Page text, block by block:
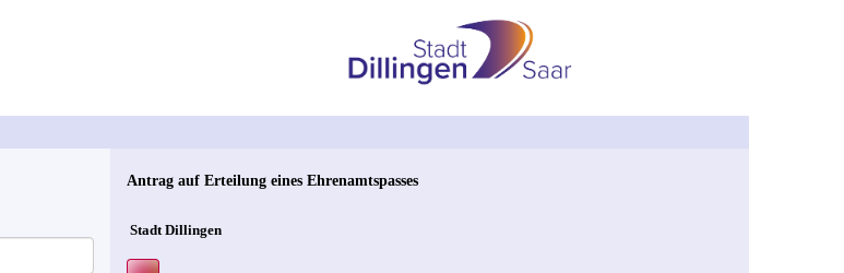
Antrag auf Erteilung eines Ehrenamtspasses